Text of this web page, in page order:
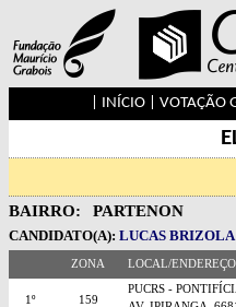
INÍCIO| VOTAÇÃO
BAIRRO: PARTENON
CANDIDATO(A): LUCAS BRIZOLA
ZONA LOCAL/ENDEREÇO
1º 159
PUCRS -